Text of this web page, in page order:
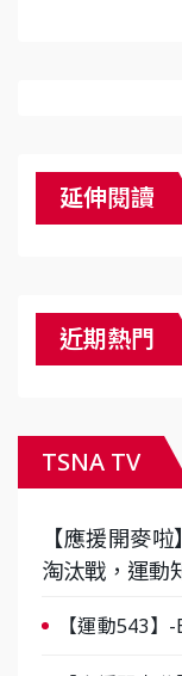
延伸閱讀
近期熱門
TSNA TV
【應援開麥
淘汰戰，運動
【運動543